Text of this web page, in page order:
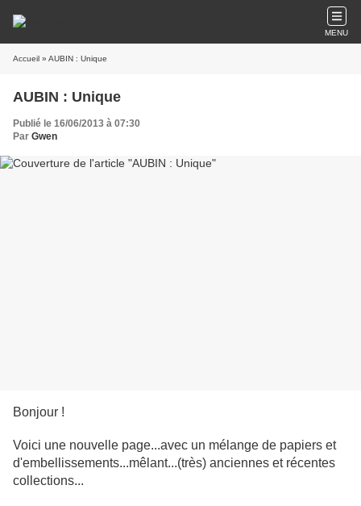
MENU
Accueil » AUBIN : Unique
AUBIN : Unique
Publié le 16/06/2013 à 07:30
Par Gwen
Bonjour !
Voici une nouvelle page...avec un mélange de papiers et
d'embellissements...mêlant...(très) anciennes et récentes
collections...